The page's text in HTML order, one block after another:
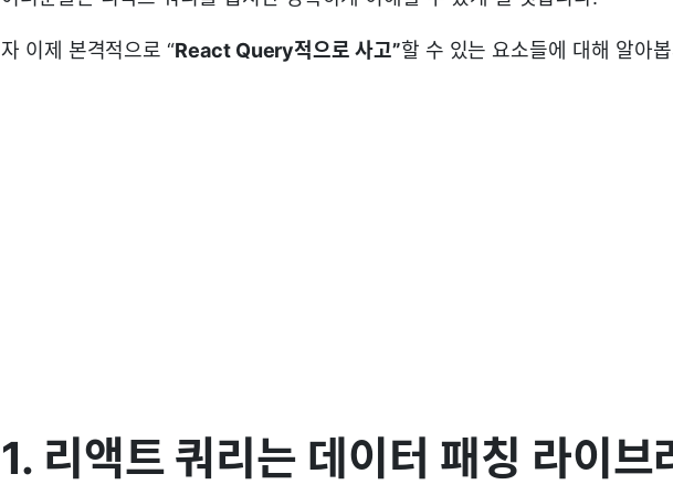
자 이제 본격적으로 “React Query적으로 사고”할 수 있는 요소들에 대해 알아
1. 리액트 쿼리는 데이터 패칭 라이브